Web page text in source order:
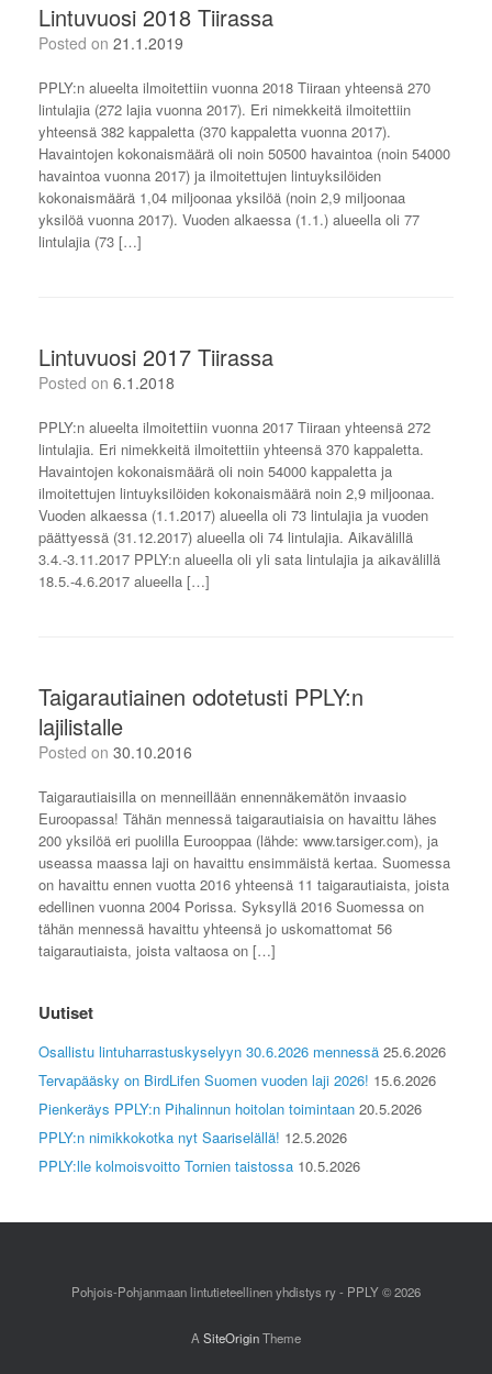
Lintuvuosi 2018 Tiirassa
Posted on 21.1.2019
PPLY:n alueelta ilmoitettiin vuonna 2018 Tiiraan yhteensä 270
lintulajia (272 lajia vuonna 2017). Eri nimekkeitä ilmoitettiin
yhteensä 382 kappaletta (370 kappaletta vuonna 2017).
Havaintojen kokonaismäärä oli noin 50500 havaintoa (noin 54000
havaintoa vuonna 2017) ja ilmoitettujen lintuyksilöiden
kokonaismäärä 1,04 miljoonaa yksilöä (noin 2,9 miljoonaa
yksilöä vuonna 2017). Vuoden alkaessa (1.1.) alueella oli 77
lintulajia (73 […]
Lintuvuosi 2017 Tiirassa
Posted on 6.1.2018
PPLY:n alueelta ilmoitettiin vuonna 2017 Tiiraan yhteensä 272
lintulajia. Eri nimekkeitä ilmoitettiin yhteensä 370 kappaletta.
Havaintojen kokonaismäärä oli noin 54000 kappaletta ja
ilmoitettujen lintuyksilöiden kokonaismäärä noin 2,9 miljoonaa.
Vuoden alkaessa (1.1.2017) alueella oli 73 lintulajia ja vuoden
päättyessä (31.12.2017) alueella oli 74 lintulajia. Aikavälillä
3.4.-3.11.2017 PPLY:n alueella oli yli sata lintulajia ja aikavälillä
18.5.-4.6.2017 alueella […]
Taigarautiainen odotetusti PPLY:n
lajilistalle
Posted on 30.10.2016
Taigarautiaisilla on menneillään ennennäkemätön invaasio
Euroopassa! Tähän mennessä taigarautiaisia on havaittu lähes
200 yksilöä eri puolilla Eurooppaa (lähde: www.tarsiger.com), ja
useassa maassa laji on havaittu ensimmäistä kertaa. Suomessa
on havaittu ennen vuotta 2016 yhteensä 11 taigarautiaista, joista
edellinen vuonna 2004 Porissa. Syksyllä 2016 Suomessa on
tähän mennessä havaittu yhteensä jo uskomattomat 56
taigarautiaista, joista valtaosa on […]
Uutiset
Osallistu lintuharrastuskyselyyn 30.6.2026 mennessä 25.6.2026
Tervapääsky on BirdLifen Suomen vuoden laji 2026! 15.6.2026
Pienkeräys PPLY:n Pihalinnun hoitolan toimintaan 20.5.2026
PPLY:n nimikkokotka nyt Saariselällä! 12.5.2026
PPLY:lle kolmoisvoitto Tornien taistossa 10.5.2026
Pohjois-Pohjanmaan lintutieteellinen yhdistys ry - PPLY © 2026
A SiteOriginTheme